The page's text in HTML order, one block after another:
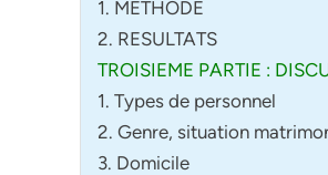
1. METHODE
2. RESULTATS
TROISIEME PARTIE :
1. Types de personnel
2. Genre, situation
3. Domicile